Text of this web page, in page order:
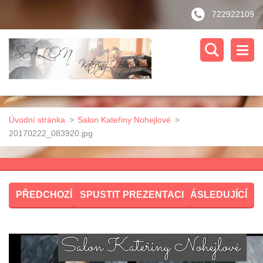
722922109
Úvodní stránka > Salon Kateřiny Nohejlové >
20170222_083920.jpg
PŘEDCHOZÍ SPUSTIT PREZENTACI NÁSLEDUJÍCÍ